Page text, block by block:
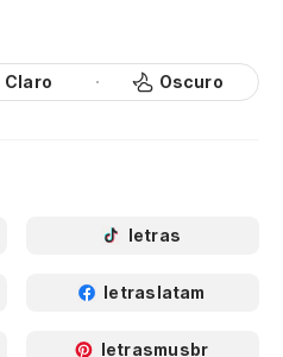
Claro Oscuro
letras
letraslatam
letrasmusbr